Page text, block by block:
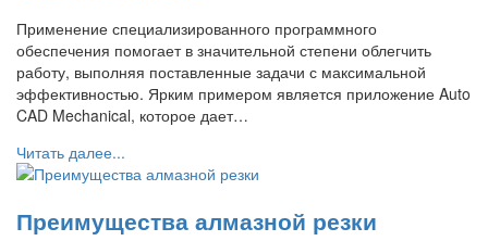
Применение специализированного программного
обеспечения помогает в значительной степени облегчить
работу, выполняя поставленные задачи с максимальной
эффективностью. Ярким примером является приложение Auto
CAD Mechanical, которое дает…
Читать далее...
Преимущества алмазной резки